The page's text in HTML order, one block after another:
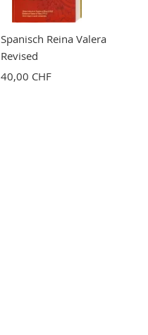
Spanisch Reina Valera
Revised
40,00 CHF